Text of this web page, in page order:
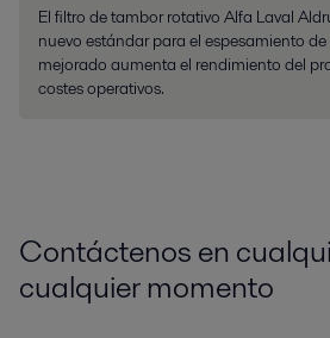
El filtro de tambor rotativo Alfa Laval
nuevo estándar para el espesamiento
mejorado aumenta el rendimiento del
costes operativos.
Contáctenos en
cualquier momento